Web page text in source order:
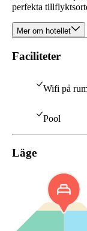
perfekta
Mer om hotellet
Faciliteter
Wifi på
Pool
Läge